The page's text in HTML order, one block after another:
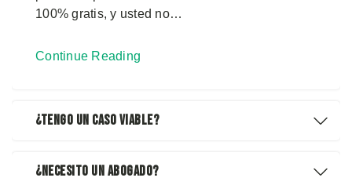
100% gratis, y usted no…
Continue Reading
¿Tengo Un Caso Viable?
¿Necesito Un Abogado?